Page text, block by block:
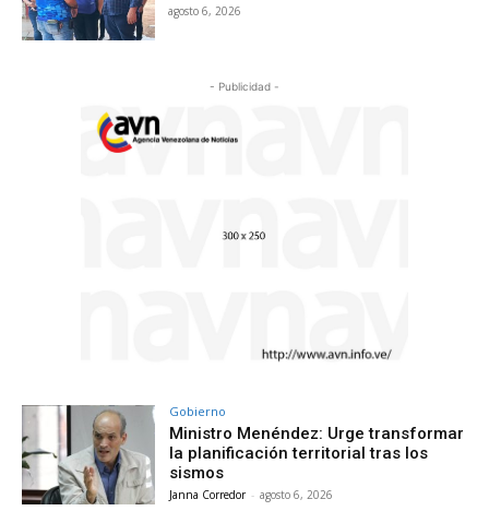
agosto 6, 2026
- Publicidad -
Gobierno
Ministro Menéndez: Urge transformar
la planificación territorial tras los
sismos
Janna Corredor - agosto 6, 2026